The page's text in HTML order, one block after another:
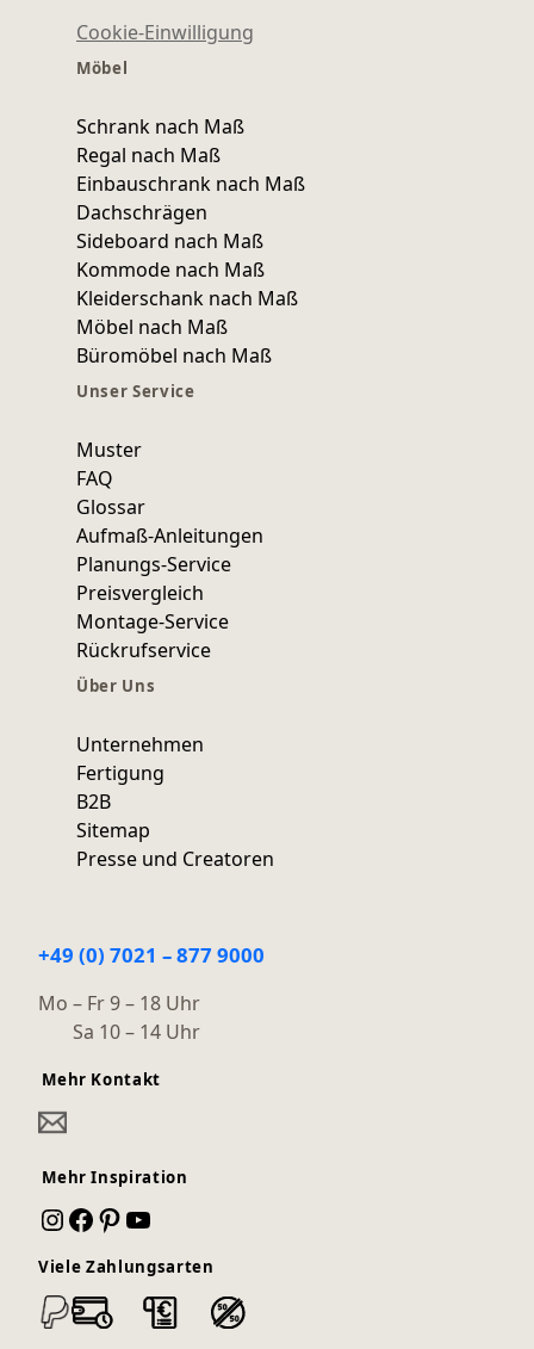
Cookie-Einwilligung
Möbel
Schrank nach Maß
Regal nach Maß
Einbauschrank nach Maß
Dachschrägen
Sideboard nach Maß
Kommode nach Maß
Kleiderschank nach Maß
Möbel nach Maß
Büromöbel nach Maß
Unser Service
Muster
FAQ
Glossar
Aufmaß-Anleitungen
Planungs-Service
Preisvergleich
Montage-Service
Rückrufservice
Über Uns
Unternehmen
Fertigung
B2B
Sitemap
Presse und Creatoren
+49 (0) 7021 – 877 9000
Mo – Fr 9 – 18 Uhr
Sa 10 – 14 Uhr
Mehr Kontakt
Mehr Inspiration
InstagramFacebook Pinterest YouTube
Viele Zahlungsarten